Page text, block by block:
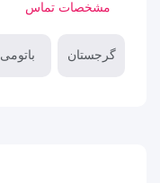
مشخصات تماس
گرجستان باتومی